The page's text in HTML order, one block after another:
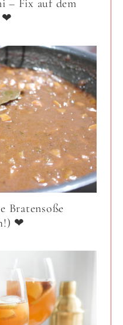
– Fix auf dem
❤
Bratensoße
❤